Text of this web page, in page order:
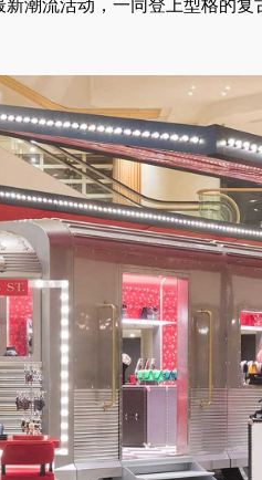
潮流活动，一同登上型格的